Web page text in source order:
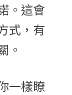
。這會
式，有
。
一樣瞭